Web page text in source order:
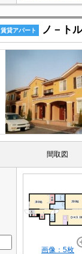
賃貸アパート ノ－ト
間取図
画像：5枚